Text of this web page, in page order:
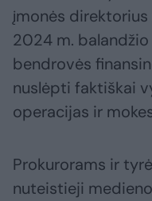
įmonės
2024 m.
bendrovės
nuslėpti faktiškai
operacijas ir
Prokurorams ir
nuteistieji